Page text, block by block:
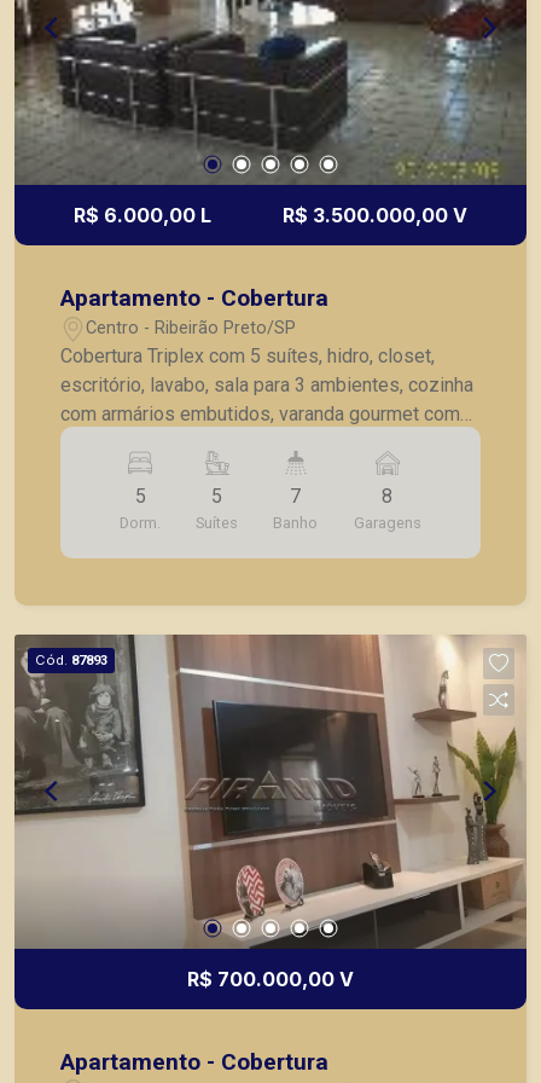
R$ 6.000,00 L R$ 3.500.000,00 V
Apartamento - Cobertura
Centro - Ribeirão Preto/SP
Cobertura Triplex com 5 suítes, hidro, closet,
escritório, lavabo, sala para 3 ambientes, cozinha
com armários embutidos, varanda gourmet com
churrasqueira, sauna, ducha, piscina privativa,
deck, suíte para empregada, lavanderia, 8 vagas
de garagem. Imóvel com armários embutidos,
box blindex, ar condicionado e ventiladores de
teto.
5
Dorm.
5
Suítes
7
Banho
8
Garagens
Cód. 87893
R$ 700.000,00 V
Apartamento - Cobertura